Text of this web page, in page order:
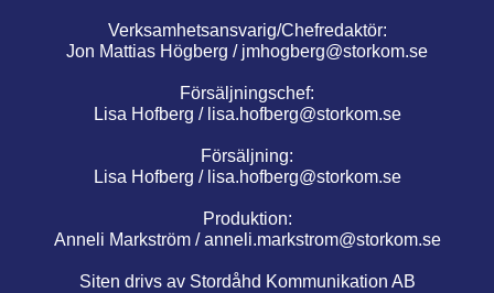
Verksamhetsansvarig/Chefredaktör:
Jon Mattias Högberg / jmhogberg@storkom.se
Försäljningschef:
Lisa Hofberg / lisa.hofberg@storkom.se
Försäljning:
Lisa Hofberg / lisa.hofberg@storkom.se
Produktion:
Anneli Markström /anneli.markstrom@storkom.se
Siten drivs av Stordåhd Kommunikation AB